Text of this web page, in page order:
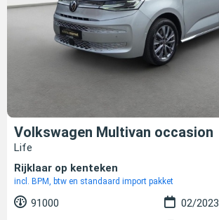
Volkswagen Multivan occasion
Life
Rijklaar op kenteken
incl. BPM, btw en standaard import pakket
91000
02/2023